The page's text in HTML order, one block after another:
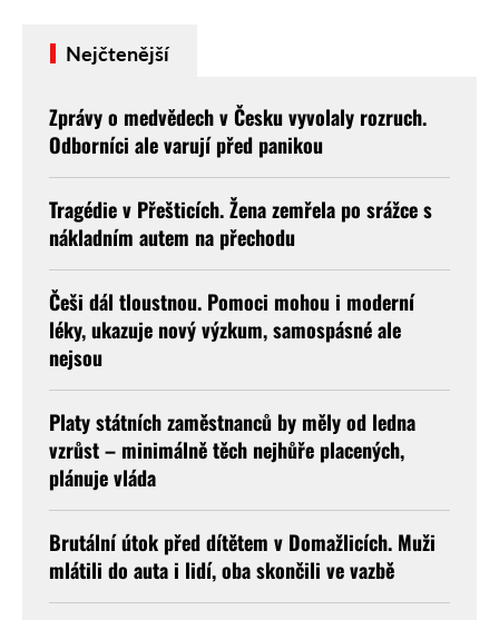
Nejčtenější
Zprávy o medvědech v Česku vyvolaly rozruch.
Odborníci ale varují před panikou
Tragédie v Přešticích. Žena zemřela po srážce s
nákladním autem na přechodu
Češi dál tloustnou. Pomoci mohou i moderní
léky, ukazuje nový výzkum, samospásné ale
nejsou
Platy státních zaměstnanců by měly od ledna
vzrůst – minimálně těch nejhůře placených,
plánuje vláda
Brutální útok před dítětem v Domažlicích. Muži
mlátili do auta i lidí, oba skončili ve vazbě